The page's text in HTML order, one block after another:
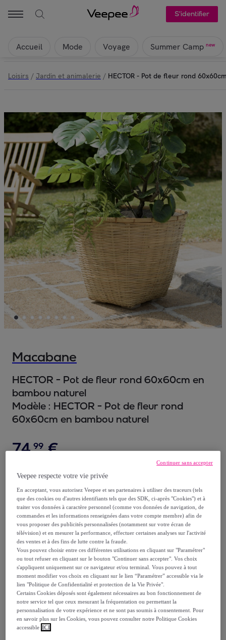
S'identifier
Accueil Mode Voyage Summer Camp new
Loisirs / Jardin et animalerie / HECTOR - Pot de fleur rond
Macabane
HECTOR - Pot de fleur rond 60x60cm en
bambou naturel
Modèle : HECTOR - Pot de fleur rond
60x60cm en bambou naturel
74,99 €
99
-25%
Reprise possible de votre ancien produit,
voir les conditions.
Vendu parMACABANE
Livraison
Veepee respecte votre vie privée
En acceptant, vous autorisez Veepee et ses partenaires à utiliser des traceurs (tels
que des cookies ou d'autres identifiants tels que des SDK, ci-après "Cookies") et à
traiter vos données à caractère personnel (comme vos données de navigation, de
commandes et les informations renseignées dans votre compte membre) afin de
vous proposer des publicités personnalisées (notamment sur votre écran de
télévision) et en mesurer la performance, effectuer certaines analyses sur l'activité
des ventes et à des fins de lutte contre la fraude.
Vous pouvez choisir entre ces différentes utilisations en cliquant sur "Paramétrer"
ou tout refuser en cliquant sur le bouton "Continuer sans accepter". Vos choix
s'appliquent uniquement sur ce navigateur et/ou terminal. Vous pouvez à tout
moment modifier vos choix en cliquant sur le lien “Paramétrer” accessible via le
lien "Politique de Confidentialité et protection de la Vie Privée".
Certains Cookies déposés sont également nécessaires au bon fonctionnement de
notre service tel que ceux mesurant la fréquentation ou permettant la
personnalisation de votre expérience et ne sont pas soumis à consentement. Pour
en savoir plus sur les Cookies, vous pouvez consulter notre Politique Cookies
accessible ICI
Continuer sans accepter